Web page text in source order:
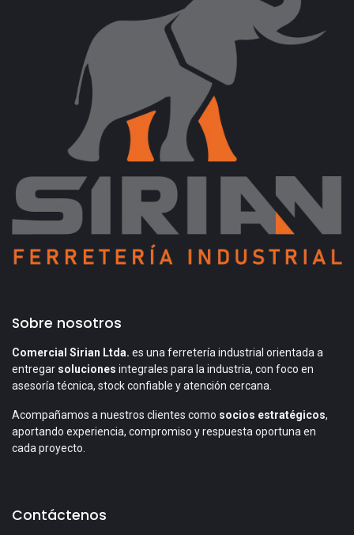
Sobre nosotros
Comercial Sirian Ltda. es una ferretería industrial orientada a
entregar soluciones integrales para la industria, con foco en
asesoría técnica, stock confiable y atención cercana.
Acompañamos a nuestros clientes como socios estratégicos,
aportando experiencia, compromiso y respuesta oportuna en
cada proyecto.
Contáctenos